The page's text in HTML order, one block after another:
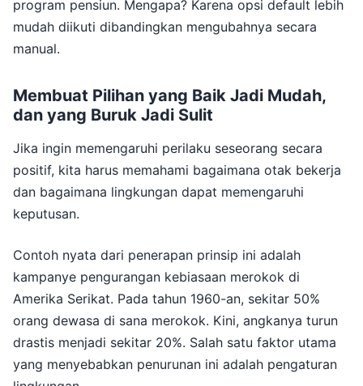
program pensiun. Mengapa? Karena opsi default lebih
mudah diikuti dibandingkan mengubahnya secara
manual.
Membuat Pilihan yang Baik Jadi Mudah,
dan yang Buruk Jadi Sulit
Jika ingin memengaruhi perilaku seseorang secara
positif, kita harus memahami bagaimana otak bekerja
dan bagaimana lingkungan dapat memengaruhi
keputusan.
Contoh nyata dari penerapan prinsip ini adalah
kampanye pengurangan kebiasaan merokok di
Amerika Serikat. Pada tahun 1960-an, sekitar 50%
orang dewasa di sana merokok. Kini, angkanya turun
drastis menjadi sekitar 20%. Salah satu faktor utama
yang menyebabkan penurunan ini adalah pengaturan